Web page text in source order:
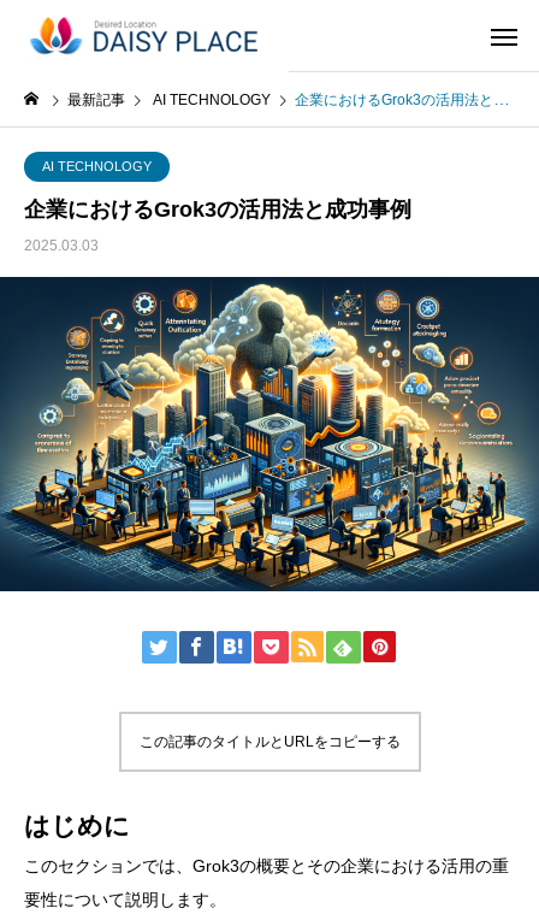
最新記事 AI TECHNOLOGY 企業におけるGrok3の活用法と成功事例
AI TECHNOLOGY
企業におけるGrok3の活用法と成功事例
2025.03.03
この記事のタイトルとURLをコピーする
はじめに
このセクションでは、Grok3の概要とその企業における活用の重
要性について説明します。